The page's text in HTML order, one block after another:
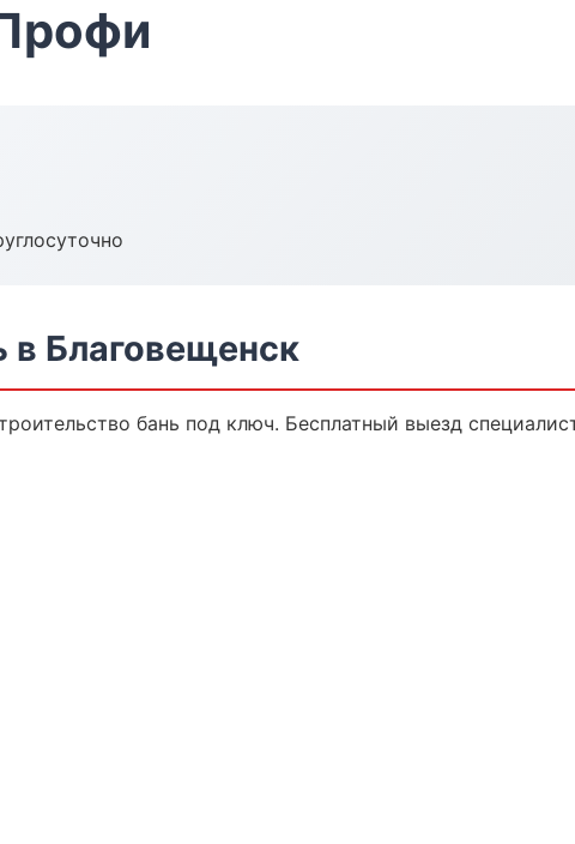
в Благовещенск
бань под ключ. Бесплатный выезд